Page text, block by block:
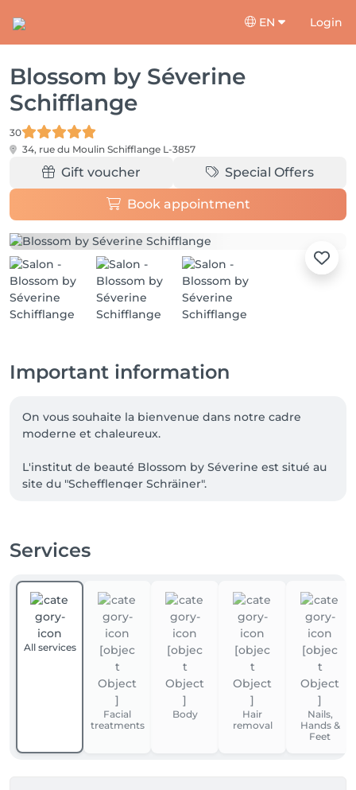
EN Login
Blossom by Séverine
Schifflange
30
34, rue du Moulin Schifflange L-3857
Gift voucher Special Offers
Book appointment
Important information
On vous souhaite la bienvenue dans notre cadre
moderne et chaleureux.
L'institut de beauté Blossom by Séverine est situé au
site du "Schefflenger Schräiner".
confort maximal.
Services
All services
Facial
treatments
Body
Hair
removal
Nails,
Hands &
Feet